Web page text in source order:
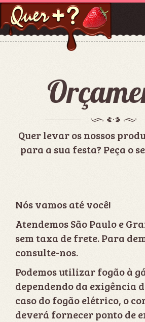
Quer levar os nossos
para a sua festa? Peça o
Nós vamos até você!
Atendemos São Paulo e
sem taxa de frete. Para
consulte-nos.
Podemos utilizar fogão à
dependendo da exigência
caso do fogão elétrico, o
deverá fornecer ponto de